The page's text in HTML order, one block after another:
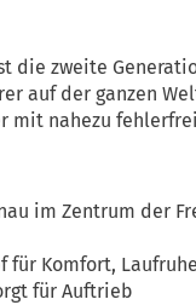
die zweite
auf der ganzen
nahezu
im Zentrum der
für Komfort,
für Auftrieb